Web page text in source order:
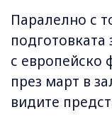
Паралелно с
подготовката
с европейско
през март в
видите